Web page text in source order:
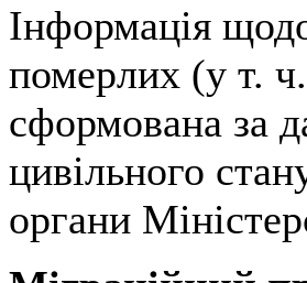
Інформація
померлих (у т.
сформована за
цивільного
органи